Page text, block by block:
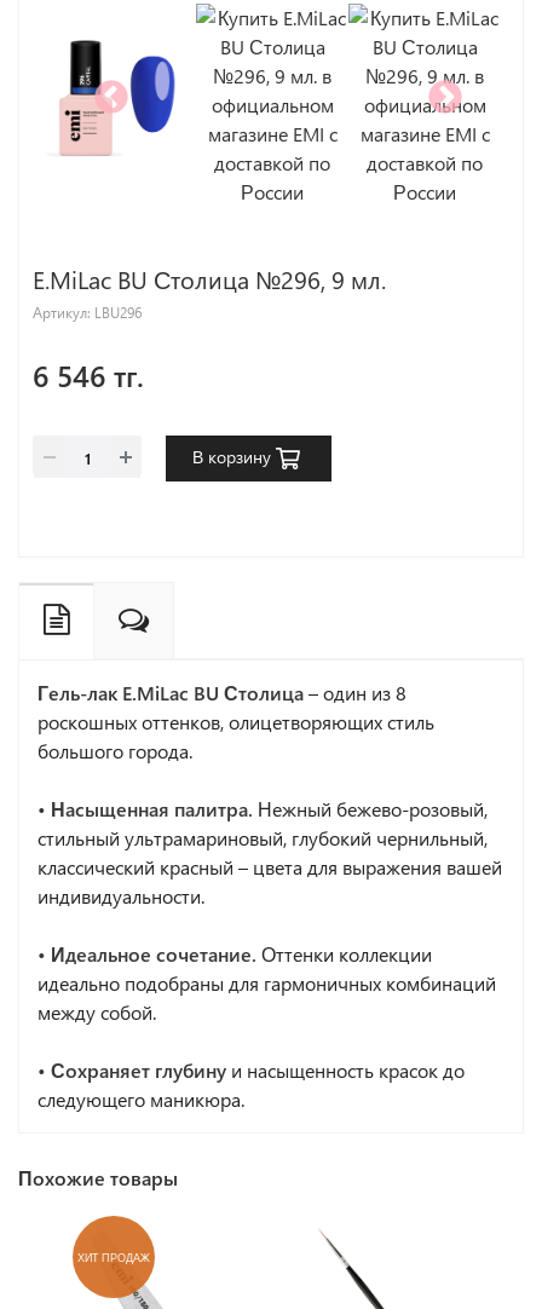
E.MiLac BU Столица №296, 9 мл.
Артикул: LBU296
6 546 тг.
В корзину
Гель-лак E.MiLac BU Столица– один из 8
роскошных оттенков, олицетворяющих стиль
большого города.
• Насыщенная палитра. Нежный бежево-розовый,
стильный ультрамариновый, глубокий чернильный,
классический красный – цвета для выражения вашей
индивидуальности.
• Идеальное сочетание. Оттенки коллекции
идеально подобраны для гармоничных комбинаций
между собой.
• Сохраняет глубину и насыщенность красок до
следующего маникюра.
Похожие товары
ХИТ ПРОДАЖ